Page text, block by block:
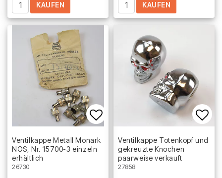
KAUFEN KAUFEN
Add to list of favorites
Ventilkappe Metall Monark
NOS, Nr. 15700-3 einzeln
erhältlich
26730
Ventilkappe Totenkopf und
gekreuzte Knochen
paarweise verkauft
27858